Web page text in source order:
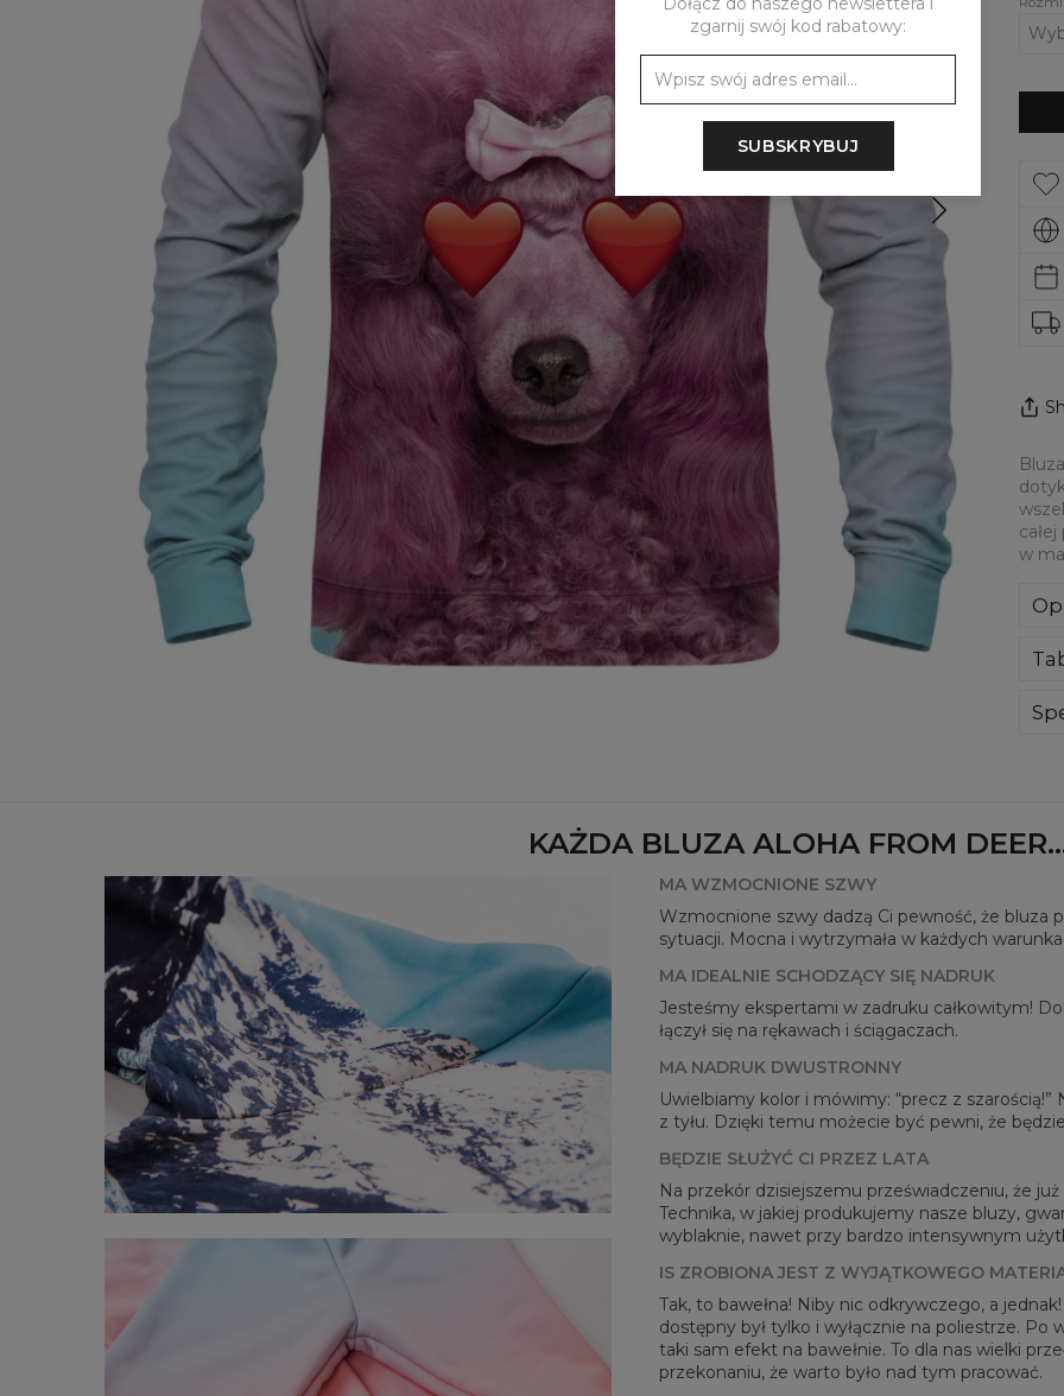
w
CM
C
KAŻDA BLUZA ALOHA FROM
MA WZMOCNIONE SZWY
Wzmocnione szwy dadzą Ci pewność, że bluza
sytuacji. Mocna i wytrzymała w każdych
MA IDEALNIE SCHODZĄCY SIĘ NADRUK
Jesteśmy ekspertami w zadruku całkowitym!
łączył się na rękawach i ściągaczach.
MA NADRUK DWUSTRONNY
Uwielbiamy kolor i mówimy: “precz z
z tyłu. Dzięki temu możecie być pewni, że
BĘDZIE SŁUŻYĆ CI PRZEZ LATA
Na przekór dzisiejszemu przeświadczeniu, że
Technika, w jakiej produkujemy nasze bluzy,
wyblaknie, nawet przy bardzo intensywnym
IS ZROBIONA JEST Z WYJĄTKOWEGO
Tak, to bawełna! Niby nic odkrywczego, a
dostępny był tylko i wyłącznie na poliestrze. Po
taki sam efekt na bawełnie. To dla nas wielki
przekonaniu, że warto było nad tym pracować.
zgarnij swój kod rabatowy:
SUBSKRYBUJ